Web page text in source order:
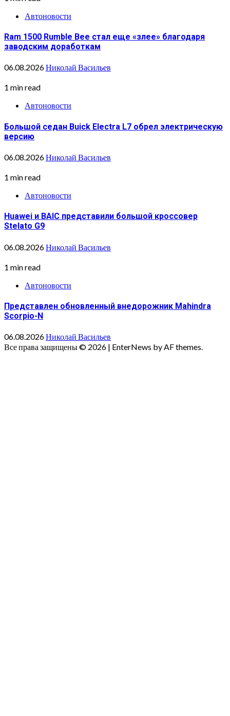
Автоновости
Ram 1500 Rumble Bee стал еще «злее» благодаря
заводским доработкам
06.08.2026Николай Васильев
1 min read
Автоновости
Большой седан Buick Electra L7 обрел электрическую
версию
06.08.2026Николай Васильев
1 min read
Автоновости
Huawei и BAIC представили большой кроссовер
Stelato G9
06.08.2026Николай Васильев
1 min read
Автоновости
Представлен обновленный внедорожник Mahindra
Scorpio-N
06.08.2026Николай Васильев
Все права защищены © 2026 | EnterNews by AF themes.